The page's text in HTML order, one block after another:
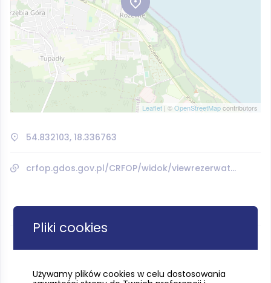
Leaflet | ©OpenStreetMapcontributors
54.832103, 18.336763
crfop.gdos.gov.pl/CRFOP/widok/viewrezerwatprzyrody.jsf?fop=PL.ZIPOP.1393.RP.857
Pliki cookies
Używamy plików cookies w celu dostosowania